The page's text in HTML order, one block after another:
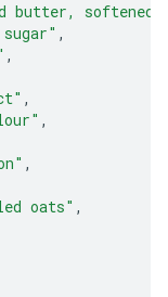
butter, softened"
,
,
,
,
,
oats" ,